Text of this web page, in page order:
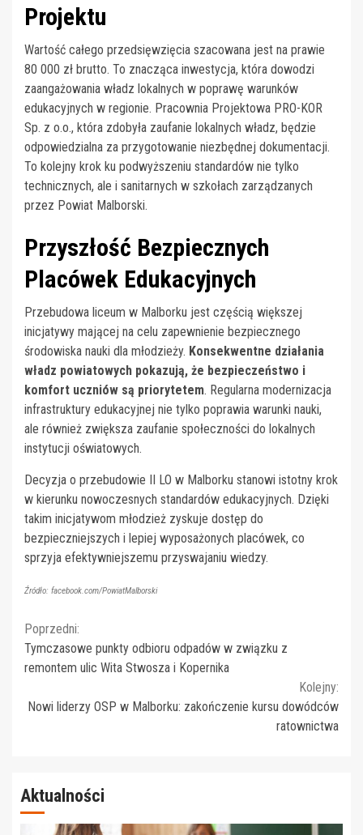
Projektu
Wartość całego przedsięwzięcia szacowana jest na prawie
80 000 zł brutto. To znacząca inwestycja, która dowodzi
zaangażowania władz lokalnych w poprawę warunków
edukacyjnych w regionie. Pracownia Projektowa PRO-KOR
Sp. z o.o., która zdobyła zaufanie lokalnych władz, będzie
odpowiedzialna za przygotowanie niezbędnej dokumentacji.
To kolejny krok ku podwyższeniu standardów nie tylko
technicznych, ale i sanitarnych w szkołach zarządzanych
przez Powiat Malborski.
Przyszłość Bezpiecznych
Placówek Edukacyjnych
Przebudowa liceum w Malborku jest częścią większej
inicjatywy mającej na celu zapewnienie bezpiecznego
środowiska nauki dla młodzieży. Konsekwentne działania
władz powiatowych pokazują, że bezpieczeństwo i
komfort uczniów są priorytetem. Regularna modernizacja
infrastruktury edukacyjnej nie tylko poprawia warunki nauki,
ale również zwiększa zaufanie społeczności do lokalnych
instytucji oświatowych.
Decyzja o przebudowie II LO w Malborku stanowi istotny krok
w kierunku nowoczesnych standardów edukacyjnych. Dzięki
takim inicjatywom młodzież zyskuje dostęp do
bezpieczniejszych i lepiej wyposażonych placówek, co
sprzyja efektywniejszemu przyswajaniu wiedzy.
Źródło: facebook.com/PowiatMalborski
Continue
Reading
Poprzedni:
Tymczasowe punkty odbioru odpadów w związku z
remontem ulic Wita Stwosza i Kopernika
Kolejny:
Nowi liderzy OSP w Malborku: zakończenie kursu dowódców
ratownictwa
Aktualności